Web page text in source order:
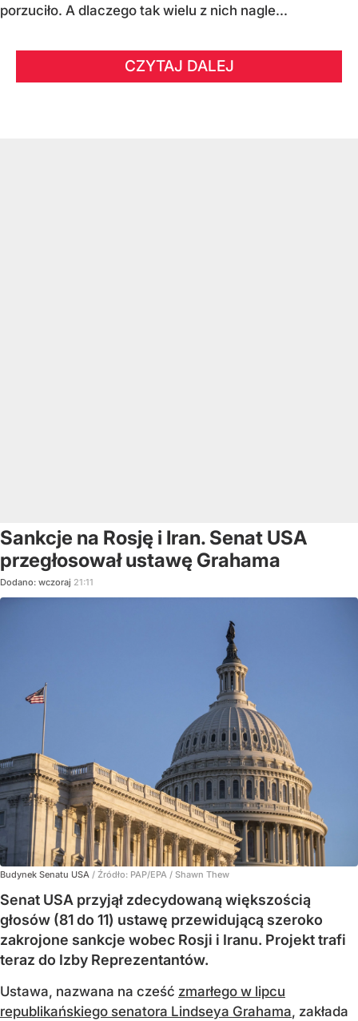
porzuciło. A dlaczego tak wielu z nich nagle...
CZYTAJ DALEJ
Sankcje na Rosję i Iran. Senat USA
przegłosował ustawę Grahama
Dodano: wczoraj 21:11
Budynek Senatu USA / Źródło: PAP/EPA / Shawn Thew
Senat USA przyjął zdecydowaną większością
głosów (81 do 11) ustawę przewidującą szeroko
zakrojone sankcje wobec Rosji i Iranu. Projekt trafi
teraz do Izby Reprezentantów.
Ustawa, nazwana na cześć zmarłego w lipcu
republikańskiego senatora Lindseya Grahama, zakłada